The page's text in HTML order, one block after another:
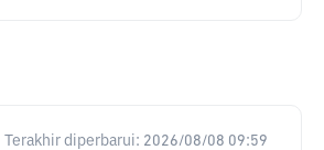
Terakhir diperbarui: 2026/08/08 09:59